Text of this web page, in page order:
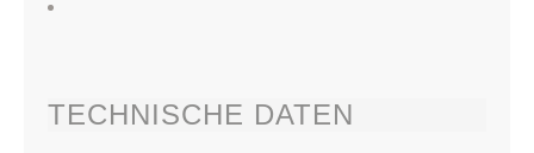
TECHNISCHE DATEN